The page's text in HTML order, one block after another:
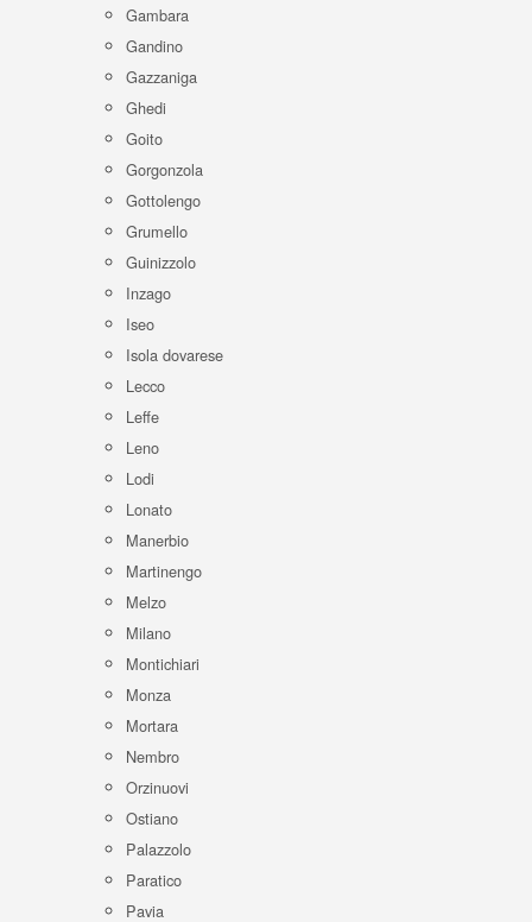
Gambara
Gandino
Gazzaniga
Ghedi
Goito
Gorgonzola
Gottolengo
Grumello
Guinizzolo
Inzago
Iseo
Isola dovarese
Lecco
Leffe
Leno
Lodi
Lonato
Manerbio
Martinengo
Melzo
Milano
Montichiari
Monza
Mortara
Nembro
Orzinuovi
Ostiano
Palazzolo
Paratico
Pavia